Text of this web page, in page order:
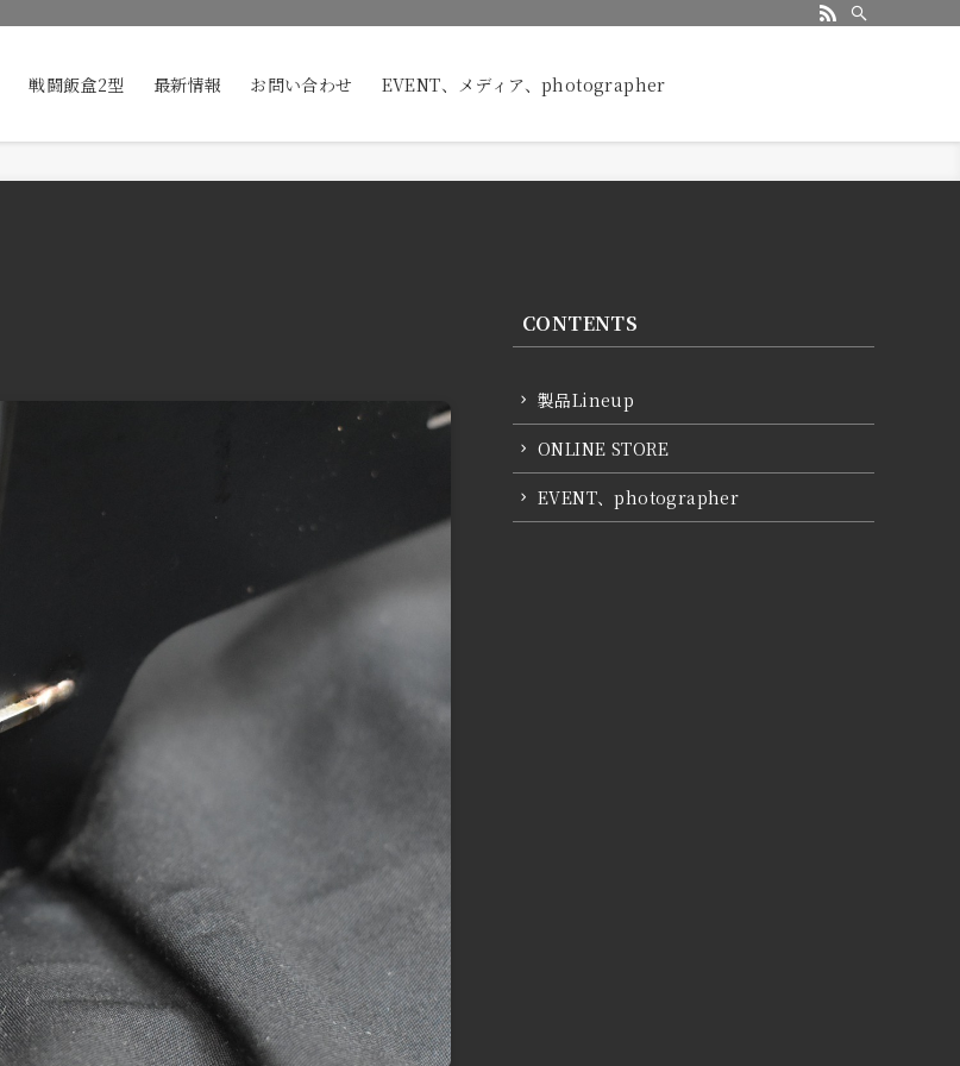
戦闘飯盒2型 最新情報 お問い合わせ EVENT、メディア、photographer
CONTENTS
製品Lineup
ONLINE STORE
EVENT、photographer